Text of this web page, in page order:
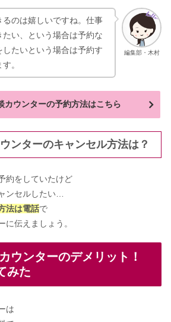
編集部・木村
のは嬉しいですね。仕事
い、という場合は予約な
したいという場合は予約す
。
カウンターの予約方法はこちら
ンターのキャンセル方法は？
約をしていたけど
ンセルしたい…
法は電話で
に伝えましょう。
ウンターのデメリット！
みた
は